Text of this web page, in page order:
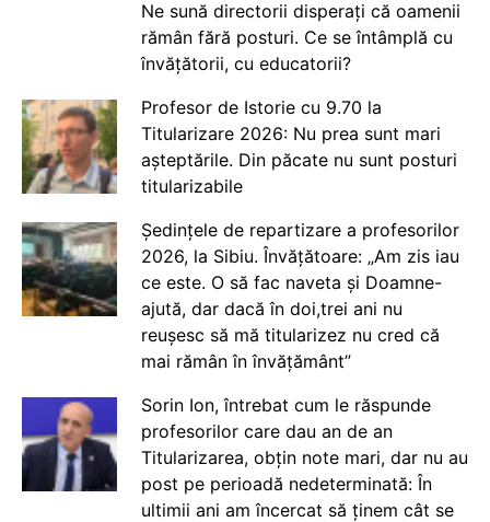
Ne sună directorii disperați că oamenii
rămân fără posturi. Ce se întâmplă cu
învățătorii, cu educatorii?
Profesor de Istorie cu 9.70 la
Titularizare 2026: Nu prea sunt mari
așteptările. Din păcate nu sunt posturi
titularizabile
Ședințele de repartizare a profesorilor
2026, la Sibiu. Învățătoare: „Am zis iau
ce este. O să fac naveta și Doamne-
ajută, dar dacă în doi,trei ani nu
reușesc să mă titularizez nu cred că
mai rămân în învățământ”
Sorin Ion, întrebat cum le răspunde
profesorilor care dau an de an
Titularizarea, obțin note mari, dar nu au
post pe perioadă nedeterminată: În
ultimii ani am încercat să ținem cât se